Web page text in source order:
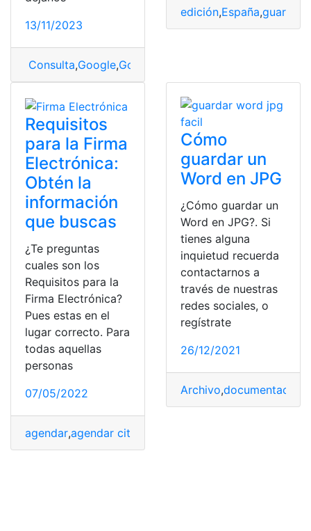
13/11/2023
Consulta,Google,Google Maps
edición,España,guardar
Requisitos
para la Firma
Electrónica:
Obtén la
información
que buscas
¿Te preguntas
cuales son los
Requisitos para la
Firma Electrónica?
Pues estas en el
lugar correcto. Para
todas aquellas
personas
07/05/2022
agendar,agendar citas
Cómo
guardar un
Word en JPG
¿Cómo guardar un
Word en JPG?. Si
tienes alguna
inquietud recuerda
contactarnos a
través de nuestras
redes sociales, o
regístrate
26/12/2021
Archivo,documentación